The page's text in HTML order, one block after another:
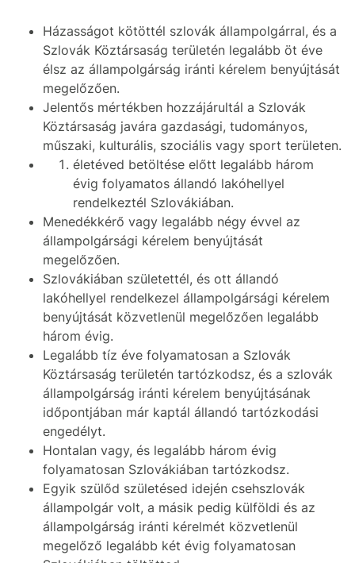
Házasságot kötöttél szlovák állampolgárral, és a
Szlovák Köztársaság területén legalább öt éve
élsz az állampolgárság iránti kérelem benyújtását
megelőzően.
Jelentős mértékben hozzájárultál a Szlovák
Köztársaság javára gazdasági, tudományos,
műszaki, kulturális, szociális vagy sport területen.
életéved betöltése előtt legalább három
évig folyamatos állandó lakóhellyel
rendelkeztél Szlovákiában.
Menedékkérő vagy legalább négy évvel az
állampolgársági kérelem benyújtását
megelőzően.
Szlovákiában születettél, és ott állandó
lakóhellyel rendelkezel állampolgársági kérelem
benyújtását közvetlenül megelőzően legalább
három évig.
Legalább tíz éve folyamatosan a Szlovák
Köztársaság területén tartózkodsz, és a szlovák
állampolgárság iránti kérelem benyújtásának
időpontjában már kaptál állandó tartózkodási
engedélyt.
Hontalan vagy, és legalább három évig
folyamatosan Szlovákiában tartózkodsz.
Egyik szülőd születésed idején csehszlovák
állampolgár volt, a másik pedig külföldi és az
állampolgárság iránti kérelmét közvetlenül
megelőző legalább két évig folyamatosan